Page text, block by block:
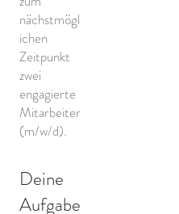
nächstmögl
ichen
Zeitpunkt
zwei
engagierte
Mitarbeiter
(m/w/d).
Deine
Aufgabe